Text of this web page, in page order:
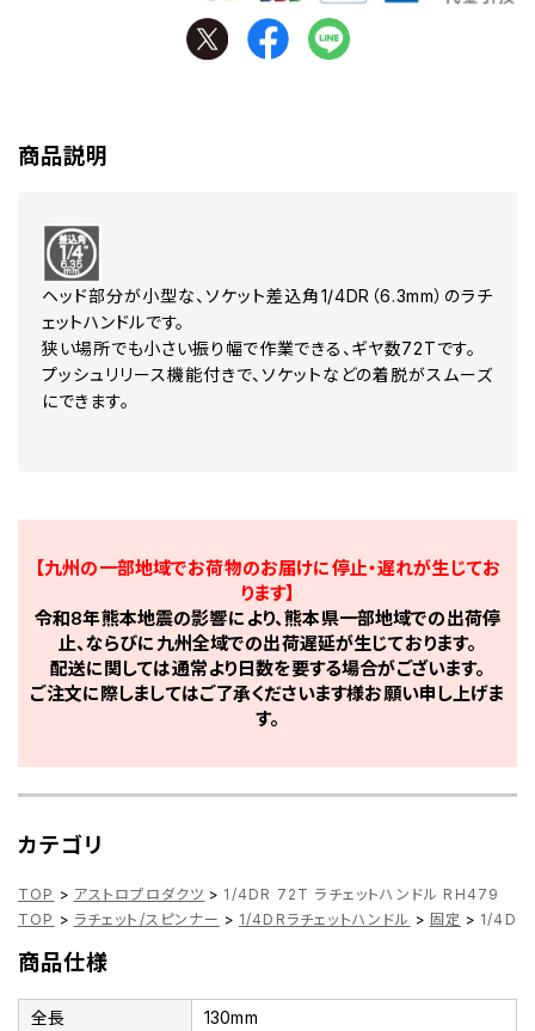
商品説明
ヘッド部分が小型な、ソケット差込角1/4DR（6.3mm）のラチ
ェットハンドルです。
狭い場所でも小さい振り幅で作業できる、ギヤ数72Tです。
プッシュリリース機能付きで、ソケットなどの着脱がスムーズ
にできます。
【九州の一部地域でお荷物のお届けに停止・遅れが生じてお
ります】
令和8年熊本地震の影響により、熊本県一部地域での出荷停
止、ならびに九州全域での出荷遅延が生じております。
配送に関しては通常より日数を要する場合がございます。
ご注文に際しましてはご了承くださいます様お願い申し上げま
す。
カテゴリ
TOP > アストロプロダクツ > 1/4DR 72T ラチェットハンドル RH479
TOP > ラチェット/スピンナー > 1/4DRラチェットハンドル > 固定 > 1/4DR
商品仕様
全長
130mm